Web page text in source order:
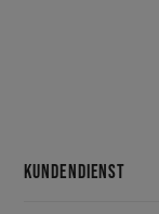
KUNDENDIENST